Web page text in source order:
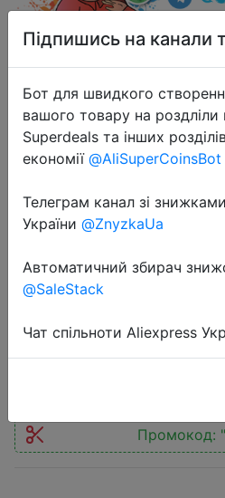
2018-06-27
32GB Micro SD
Storage Device
Промокод:
Підпишись на канали
Бот для швидкого
вашого товару на
Superdeals та інших
економії @AliSuperCoinsBot
Телеграм канал зі
України @ZnyzkaUa
Автоматичний збирач
@SaleStack
Чат спільноти Aliexpress